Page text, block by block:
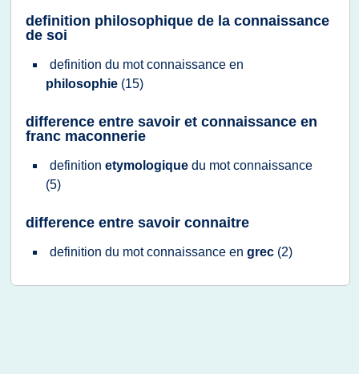
definition philosophique de la connaissance
de soi
definition du mot connaissance en
philosophie (15)
difference entre savoir et connaissance en
franc maconnerie
definition etymologique du mot connaissance
(5)
difference entre savoir connaitre
definition du mot connaissance en grec (2)